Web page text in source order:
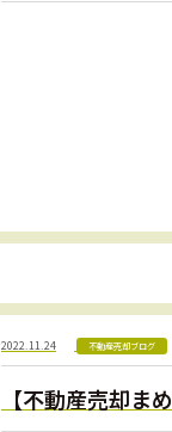
2022.11.24 不動産売却ブログ
【不動産売却